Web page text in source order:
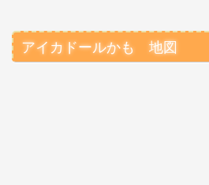
アイカドールかも 地図